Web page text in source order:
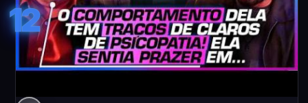
12